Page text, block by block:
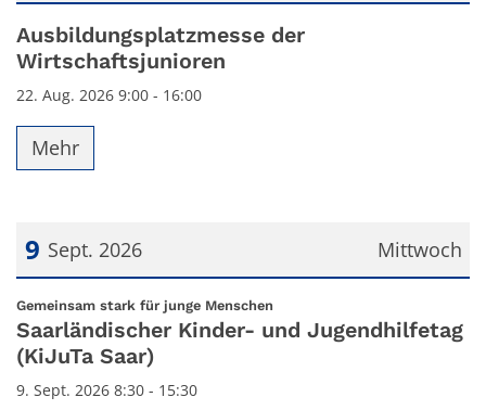
Datum: 22. August 2026
Ausbildungsplatzmesse der
Wirtschaftsjunioren
22. Aug. 2026 9:00 - 16:00
Mehr
Mittwoch
9 Sept. 2026
Datum: 9. September 2026
Gemeinsam stark für junge Menschen
Saarländischer Kinder- und Jugendhilfetag
(KiJuTa Saar)
9. Sept. 2026 8:30 - 15:30